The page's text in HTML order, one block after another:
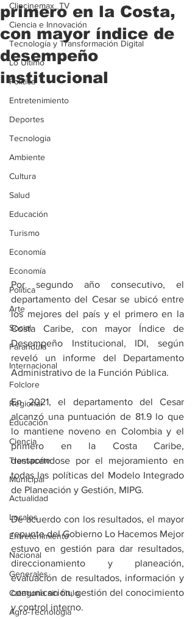
Clipcinemax_TV
Ciencia e Innovación
Tecnología y Transformación Digital
Lo Ultimo
Politica
Entretenimiento
Deportes
Tecnologia
Ambiente
Cultura
Salud
Educación
Turismo
Economía
Economía
Política
Arte
Social
Farandula
Internacional
Folclore
Regional
Educación
Ciencia
Transporte
Municipal
Actualidad
Locales
Entretenimiento
Nacional
Generales
Categoría sin título
Agro-Tecnología
primero en la Costa,
con mayor índice de
desempeño
institucional
Por segundo año consecutivo, el
departamento del Cesar se ubicó entre
los mejores del país y el primero en la
Costa Caribe, con mayor Índice de
Desempeño Institucional, IDI, según
reveló un informe del Departamento
Administrativo de la Función Pública.
En 2021, el departamento del Cesar
alcanzó una puntuación de 81.9 lo que
lo mantiene noveno en Colombia y el
primero en la Costa Caribe,
destacándose por el mejoramiento en
todas las políticas del Modelo Integrado
de Planeación y Gestión, MIPG.
De acuerdo con los resultados, el mayor
repunte del Gobierno Lo Hacemos Mejor
estuvo en gestión para dar resultados,
direccionamiento y planeación,
evaluación de resultados, información y
comunicación, gestión del conocimiento
y control interno.